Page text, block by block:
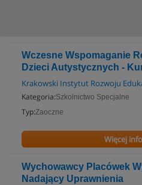
Wczesne Wspomaganie
Dzieci Autystycznych -
Krakowski Instytut Rozwoju
Kategoria:Szkolnictwo Specjalne
Typ:Zaoczne
Więcej
Wychowawcy Placówek
Nadający Uprawnienia